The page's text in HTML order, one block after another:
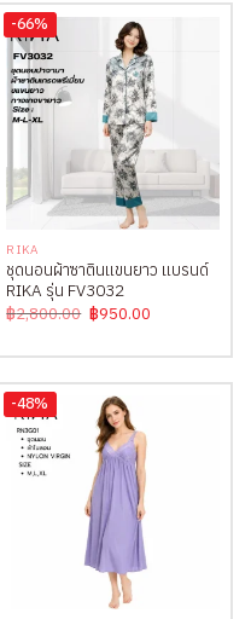
-66%
RIKA
ชุดนอนผ้าซาตินแขนยาว แบรนด์
RIKA รุ่น FV3032
฿2,800.00 Original
price
฿2,800.00.
฿950.00
฿950.00.
-48%